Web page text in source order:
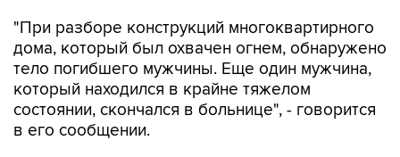
"При разборе конструкций многоквартирного
дома, который был охвачен огнем, обнаружено
тело погибшего мужчины. Еще один мужчина,
который находился в крайне тяжелом
состоянии, скончался в больнице", - говорится
в его сообщении.